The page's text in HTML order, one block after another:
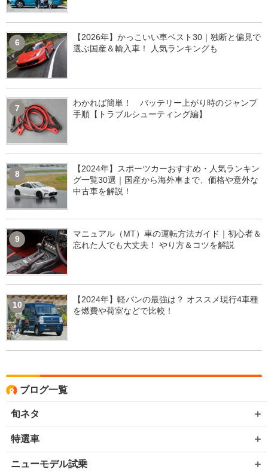
6
【2026年】かっこいい車ベスト30｜独断と偏見で
選ぶ国産＆輸入車！ 人気ランキングも
7
わかれば簡単！ バッテリー上がり時のジャンプ
手順【トラブルシューティング編】
8
【2024年】スポーツカーおすすめ・人気ランキン
グ一覧30選｜国産から海外車まで、価格や意外な
中古車を解説！
9
マニュアル（MT）車の運転方法ガイド｜初心者＆
忘れた人でも大丈夫！ やり方＆コツを解説
10
【2024年】軽バンの最強は？ オススメ現行4車種
を燃費や荷室などで比較！
ブログ一覧
旬ネタ
特選車
ニューモデル試乗